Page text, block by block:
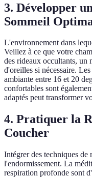
3. Développer
Sommeil
L'environnement dans
Veillez à ce que votre
des rideaux occultants, un
d'oreilles si nécessaire.
ambiante entre 16 et 20
confortables sont
adaptés peut transformer
4. Pratiquer la
Coucher
Intégrer des techniques
l'endormissement. La
respiration profonde sont